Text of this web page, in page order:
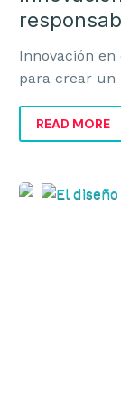
Innovación
para crear un
READ MORE